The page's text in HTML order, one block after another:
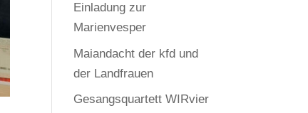
Einladung zur
Marienvesper
Maiandacht der kfd und
der Landfrauen
Gesangsquartett WIRvier